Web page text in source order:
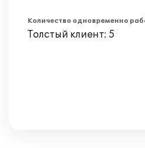
Количество одновременно
Толстый клиент: 5